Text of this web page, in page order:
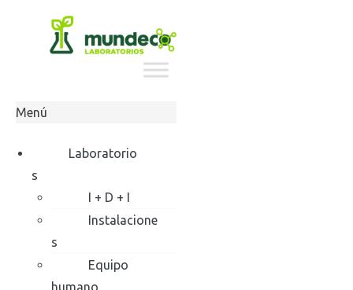
Menú
Laboratorio
s
I + D + I
Instalacione
s
Equipo
humano